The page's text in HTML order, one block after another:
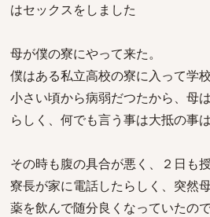
はセックスをしました
母が僕の寮にやって来た。
僕はある私立高校の寮に入って学
小さい頃から病弱だつたから、母
らしく、何でも言う事は大抵の事
その時も腹の具合が悪く、２日も
寮長が家に電話したらしく、突然
薬を飲んで随分良くなっていたの